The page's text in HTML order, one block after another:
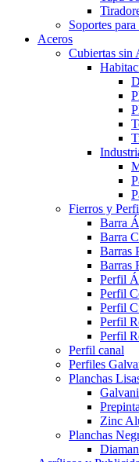
Soportes
Aceros
Cubiertas sin
Fierros y
Barra
Barra
Barras
Barras
Perfil
Perfil
Perfil
Perfil
Perfil
Perfil canal
Perfiles
Planchas
Zinc
Planchas